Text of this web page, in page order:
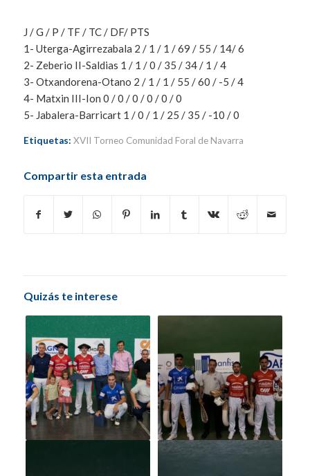
J / G / P / TF / TC / DF/ PTS
1- Uterga-Agirrezabala 2 / 1 / 1 / 69 / 55 / 14/ 6
2- Zeberio II-Saldias 1 / 1 / 0 / 35 / 34 / 1 / 4
3- Otxandorena-Otano 2 / 1 / 1 / 55 / 60 / -5 / 4
4- Matxin III-Ion 0 / 0 / 0 / 0 / 0 / 0
5- Jabalera-Barricart 1 / 0 / 1 / 25 / 35 / -10 / 0
Etiquetas: XVII Torneo Comunidad Foral de Navarra
Compartir esta entrada
Quizás te interese